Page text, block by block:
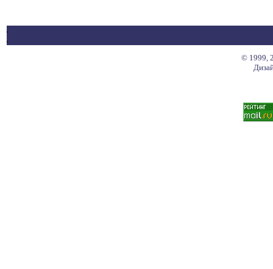
© 1999,